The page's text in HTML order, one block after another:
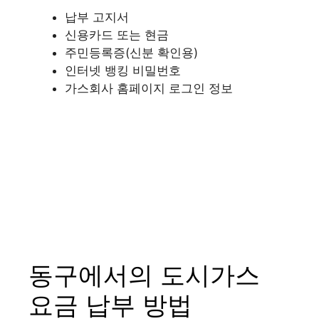
납부 고지서
신용카드 또는 현금
주민등록증(신분 확인용)
인터넷 뱅킹 비밀번호
가스회사 홈페이지 로그인 정보
동구에서의 도시가스
요금 납부 방법